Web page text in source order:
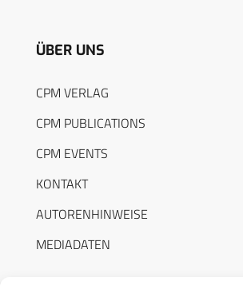
ÜBER UNS
CPM VERLAG
CPM PUBLICATIONS
CPM EVENTS
KONTAKT
AUTORENHINWEISE
MEDIADATEN